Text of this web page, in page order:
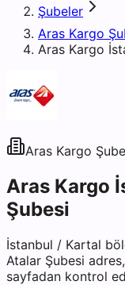
Şubeler
Aras Kargo
Aras Kargo
Aras Kargo
Aras Kargo
Şubesi
İstanbul / Kartal
Atalar Şubesi
sayfadan kontrol